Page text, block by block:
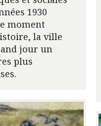
1930
moment
la ville
jour un
plus